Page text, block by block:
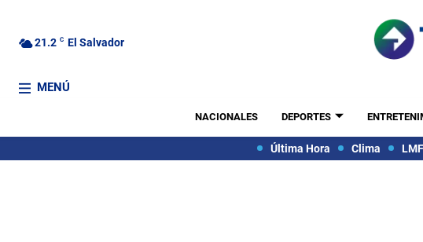
21.2 C El Salvador
MENÚ
NACIONALES DEPORTES
Última Hora Clima